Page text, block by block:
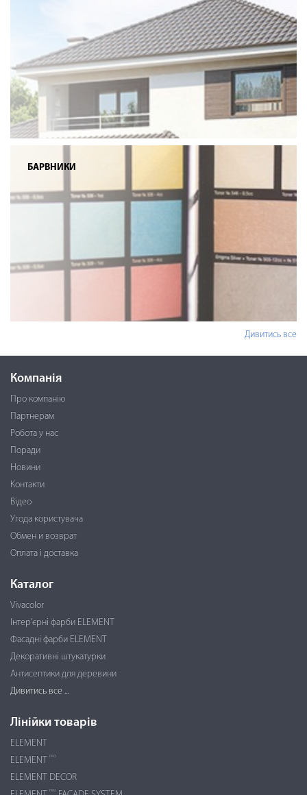
БАРВНИКИ
Дивитись все
Компанія
Про компанію
Партнерам
Робота у нас
Поради
Новини
Контакти
Відео
Угода користувача
Обмен и возврат
Оплата і доставка
Каталог
Vivacolor
Інтер'єрні фарби ELEMENT
Фасадні фарби ELEMENT
Декоративні штукатурки
Антисептики для деревини
Дивитись все ...
Лінійки товарів
ELEMENT
ELEMENT
PRO
ELEMENT DECOR
PRO